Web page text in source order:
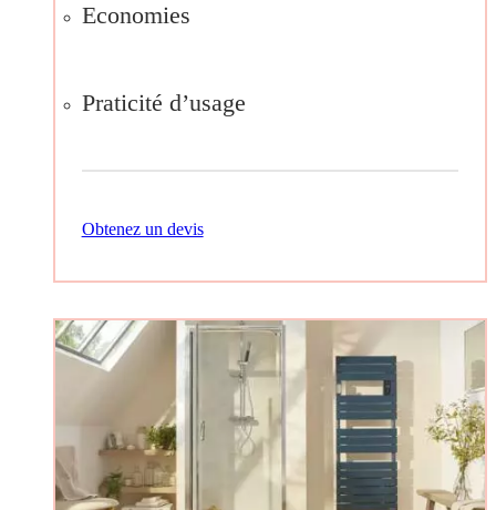
Economies
Praticité d’usage
Obtenez un devis